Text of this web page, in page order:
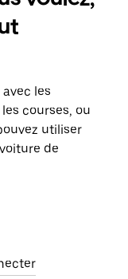
les
courses, ou
utiliser
de